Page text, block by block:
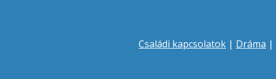
Családi kapcsolatok | Dráma |